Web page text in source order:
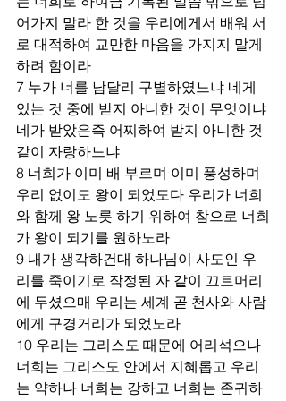
어가지 말라 한 것을 우리에게서 배워 서
로 대적하여 교만한 마음을 가지지 말게
하려 함이라
7 누가 너를 남달리 구별하였느냐 네게
있는 것 중에 받지 아니한 것이 무엇이냐
네가 받았은즉 어찌하여 받지 아니한 것
같이 자랑하느냐
8 너희가 이미 배 부르며 이미 풍성하며
우리 없이도 왕이 되었도다 우리가 너희
와 함께 왕 노릇 하기 위하여 참으로 너희
가 왕이 되기를 원하노라
9 내가 생각하건대 하나님이 사도인 우
리를 죽이기로 작정된 자 같이 끄트머리
에 두셨으매 우리는 세계 곧 천사와 사람
에게 구경거리가 되었노라
10 우리는 그리스도 때문에 어리석으나
너희는 그리스도 안에서 지혜롭고 우리
는 약하나 너희는 강하고 너희는 존귀하